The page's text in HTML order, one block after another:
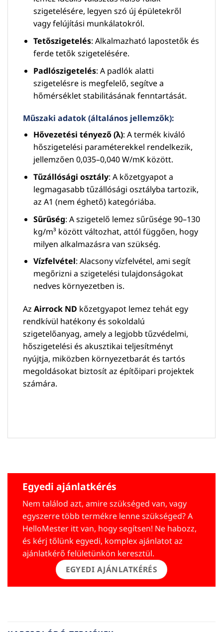
szigetelésére, legyen szó új épületekről
vagy felújítási munkálatokról.
Tetőszigetelés: Alkalmazható lapostetők és
ferde tetők szigetelésére.
Padlószigetelés: A padlók alatti
szigetelésre is megfelelő, segítve a
hőmérséklet stabilitásának fenntartását.
Műszaki adatok (általános jellemzők):
Hővezetési tényező (λ): A termék kiváló
hőszigetelési paraméterekkel rendelkezik,
jellemzően 0,035–0,040 W/mK között.
Tűzállósági osztály: A kőzetgyapot a
legmagasabb tűzállósági osztályba tartozik,
az A1 (nem éghető) kategóriába.
Sűrűség: A szigetelő lemez sűrűsége 90–130
kg/m³ között változhat, attól függően, hogy
milyen alkalmazásra van szükség.
Vízfelvétel: Alacsony vízfelvétel, ami segít
megőrizni a szigetelési tulajdonságokat
nedves környezetben is.
Az Airrock ND kőzetgyapot lemez tehát egy
rendkívül hatékony és sokoldalú
szigetelőanyag, amely a legjobb tűzvédelmi,
hőszigetelési és akusztikai teljesítményt
nyújtja, miközben környezetbarát és tartós
megoldásokat biztosít az építőipari projektek
számára.
Egyedi ajánlatkérés
Nem találod azt, amire szükséged van, vagy
egyszerre több termékre lenne szükséged? A
HelloMester itt van, hogy segítsen! Ne habozz,
és kérj tőlünk egyedi, komplex ajánlatot az
ajánlatkérő felületünkön keresztül.
EGYEDI AJÁNLATKÉRÉS